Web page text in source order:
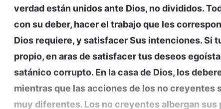
verdad están unidos ante Dios, no divididos.
con su deber, hacer el trabajo que les
Dios requiere, y satisfacer Sus intenciones. Si
propio, en aras de satisfacer tus deseos
satánico corrupto. En la casa de Dios, los
mientras que las acciones de los no creyentes
muy diferentes. Los no creyentes albergan